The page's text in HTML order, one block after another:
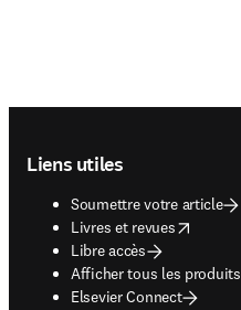
Liens utiles
Soumettre votre article
Livres et revues
opens in new tab/window
Libre accès
Afficher tous les produits
Elsevier Connect